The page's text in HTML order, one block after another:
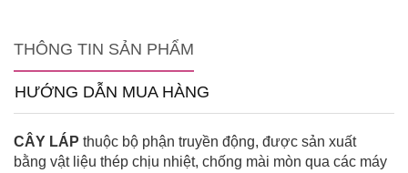
THÔNG TIN SẢN PHẨM
HƯỚNG DẪN MUA HÀNG
CÂY LÁP thuộc bộ phận truyền động, được sản xuất
bằng vật liệu thép chịu nhiệt, chống mài mòn qua các máy